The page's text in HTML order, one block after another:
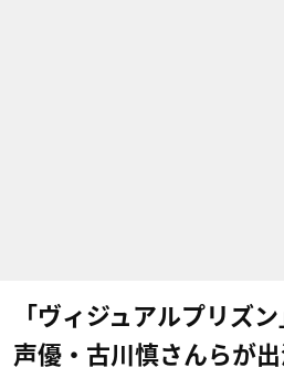
「ヴィジュアルプリズ
声優・古川慎さんらが